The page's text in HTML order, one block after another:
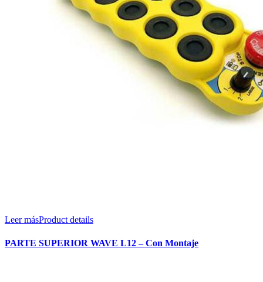
Leer másProduct details
PARTE SUPERIOR WAVE L12 – Con Montaje